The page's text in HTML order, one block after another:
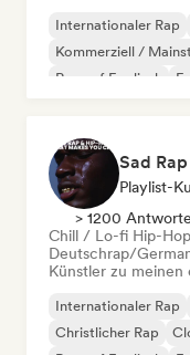
Internationaler Rap
Kommerziell /
Rap auf Englisch
Sad
Playlist-
> 1200
Chill / Lo-fi Hip-Hop
Deutschrap/
Künstler zu meinen
Internationaler Rap
Christlicher Rap